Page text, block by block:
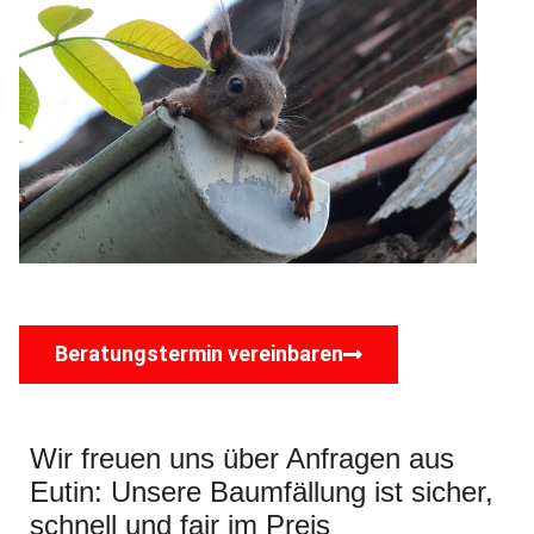
Beratungstermin vereinbaren
Wir freuen uns über Anfragen aus
Eutin: Unsere Baumfällung ist sicher,
schnell und fair im Preis